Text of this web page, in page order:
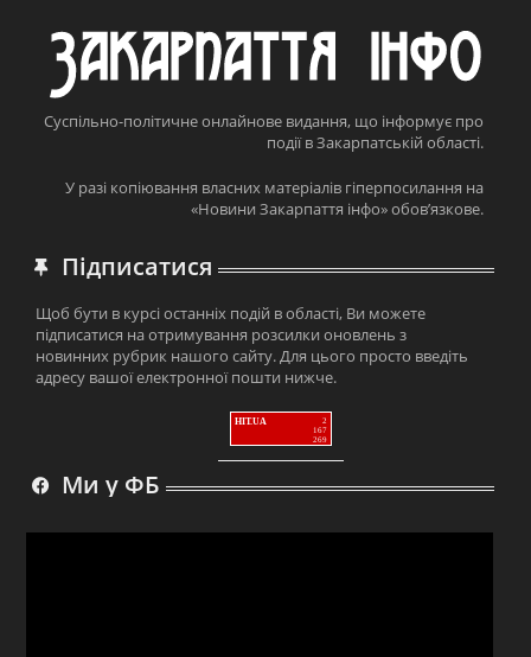
Суспільно-політичне онлайнове видання, що інформує про
події в Закарпатській області.
У разі копіювання власних матеріалів гіперпосилання на
«Новини Закарпаття інфо» обов’язкове.
Підписатися
Щоб бути в курсі останніх подій в області, Ви можете
підписатися на отримування розсилки оновлень з
новинних рубрик нашого сайту. Для цього просто введіть
адресу вашої електронної пошти нижче.
HIT.UA
2
167
269
Ми у ФБ